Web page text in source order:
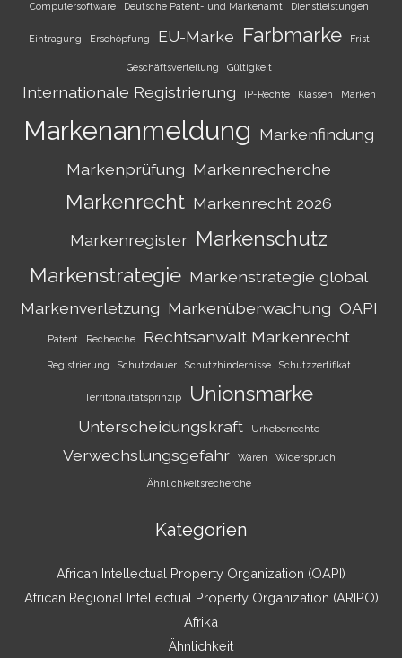
Computersoftware Deutsche Patent- und Markenamt Dienstleistungen
Eintragung Erschöpfung EU-Marke Farbmarke Frist
Geschäftsverteilung Gültigkeit
Internationale Registrierung IP-Rechte Klassen Marken
Markenanmeldung Markenfindung
Markenprüfung Markenrecherche
Markenrecht Markenrecht 2026
Markenregister Markenschutz
Markenstrategie Markenstrategie global
Markenverletzung Markenüberwachung OAPI
Patent Recherche Rechtsanwalt Markenrecht
Registrierung Schutzdauer Schutzhindernisse Schutzzertifikat
Territorialitätsprinzip Unionsmarke
Unterscheidungskraft Urheberrechte
Verwechslungsgefahr Waren Widerspruch
Ähnlichkeitsrecherche
Kategorien
African Intellectual Property Organization (OAPI)
African Regional Intellectual Property Organization (ARIPO)
Afrika
Ähnlichkeit